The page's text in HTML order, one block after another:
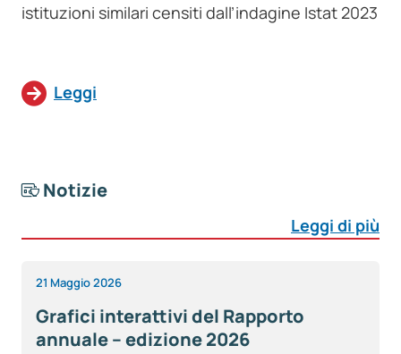
istituzioni similari censiti dall’indagine Istat 2023
Leggi
Notizie
Leggi di più
21 Maggio 2026
Grafici interattivi del Rapporto
annuale – edizione 2026